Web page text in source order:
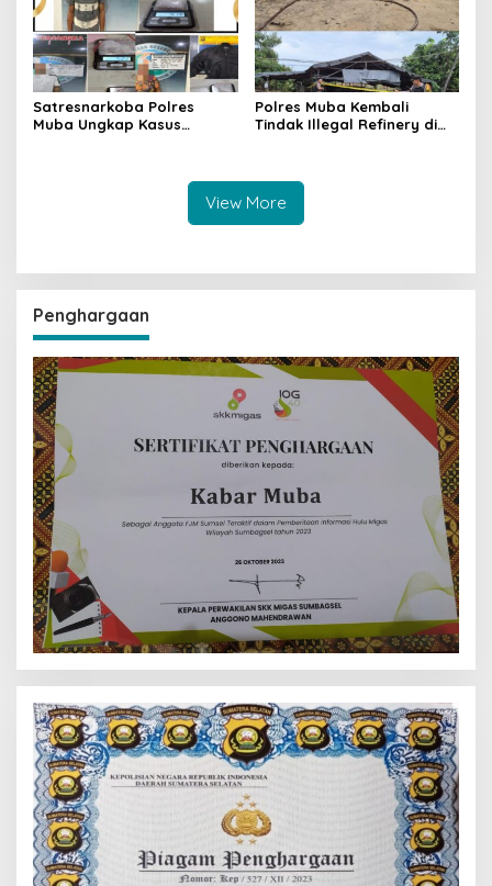
Satresnarkoba Polres
Muba Ungkap Kasus
Polres Muba Kembali
Tindak Illegal Refinery di
View More
Penghargaan